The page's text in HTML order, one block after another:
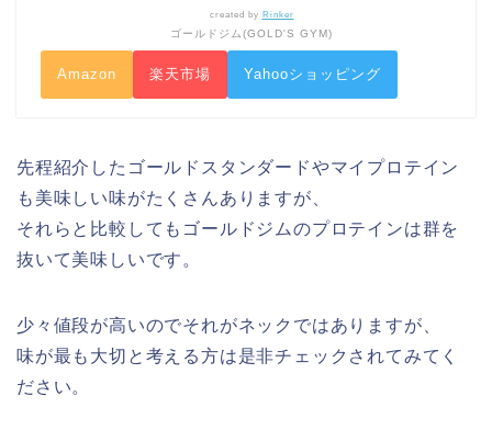
created by Rinker
ゴールドジム(GOLD'S GYM)
Amazon 楽天市場 Yahooショッピング
先程紹介したゴールドスタンダードやマイプロテイン
も美味しい味がたくさんありますが、
それらと比較してもゴールドジムのプロテインは群を
抜いて美味しいです。
少々値段が高いのでそれがネックではありますが、
味が最も大切と考える方は是非チェックされてみてく
ださい。